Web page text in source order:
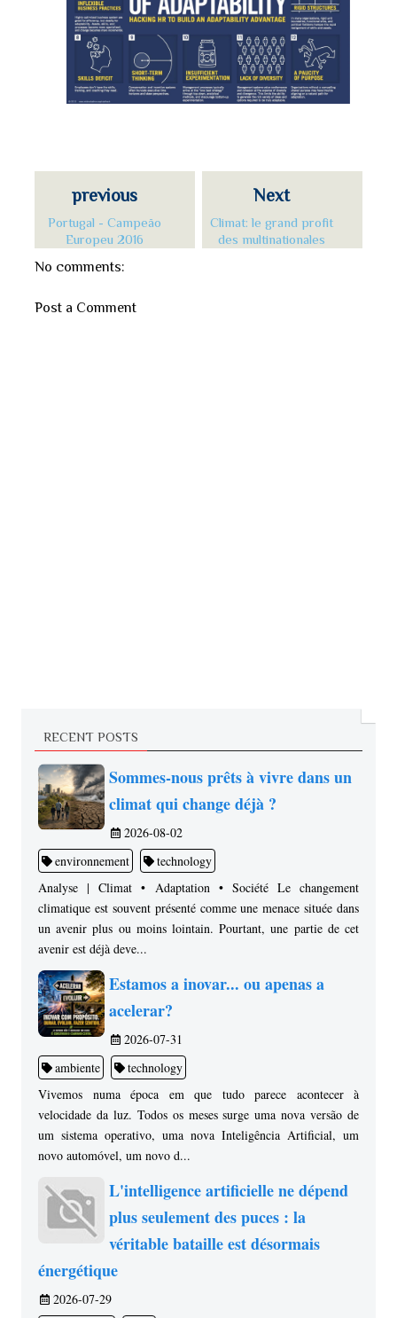
Next
Climat: le grand profit
des multinationales
previous
Portugal - Campeão
Europeu 2016
No comments:
Post a Comment
RECENT POSTS
Sommes-nous prêts à vivre dans un
climat qui change déjà ?
2026-08-02
environnement
technology
Analyse | Climat • Adaptation • Société Le changement
climatique est souvent présenté comme une menace située dans
un avenir plus ou moins lointain. Pourtant, une partie de cet
avenir est déjà deve...
Estamos a inovar... ou apenas a
acelerar?
2026-07-31
ambiente
technology
Vivemos numa época em que tudo parece acontecer à
velocidade da luz. Todos os meses surge uma nova versão de
um sistema operativo, uma nova Inteligência Artificial, um
novo automóvel, um novo d...
L'intelligence artificielle ne dépend
plus seulement des puces : la
véritable bataille est désormais
énergétique
2026-07-29